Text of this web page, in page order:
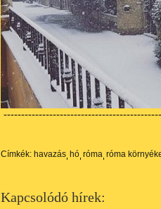
Címkék: havazás hó róma róma
Kapcsolódó hírek: